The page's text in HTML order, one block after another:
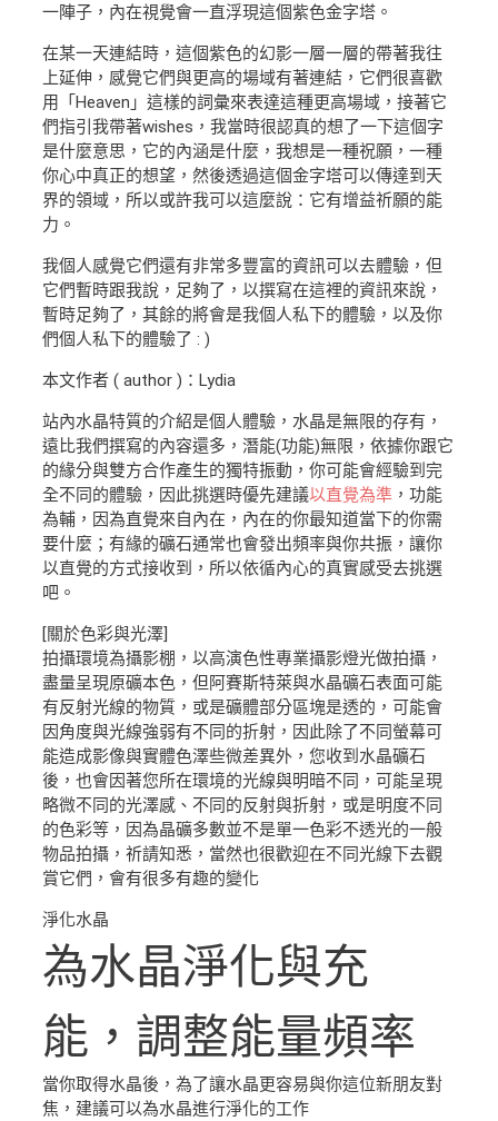
一陣子，內在視覺會一直浮現這個紫色金字塔。
在某一天連結時，這個紫色的幻影一層一層的帶著我往
上延伸，感覺它們與更高的場域有著連結，它們很喜歡
用「Heaven」這樣的詞彙來表達這種更高場域，接著它
們指引我帶著wishes，我當時很認真的想了一下這個字
是什麼意思，它的內涵是什麼，我想是一種祝願，一種
你心中真正的想望，然後透過這個金字塔可以傳達到天
界的領域，所以或許我可以這麼說：它有增益祈願的能
力。
我個人感覺它們還有非常多豐富的資訊可以去體驗，但
它們暫時跟我說，足夠了，以撰寫在這裡的資訊來說，
暫時足夠了，其餘的將會是我個人私下的體驗，以及你
們個人私下的體驗了 : )
本文作者 ( author )：Lydia
站內水晶特質的介紹是個人體驗，水晶是無限的存有，
遠比我們撰寫的內容還多，潛能(功能)無限，依據你跟它
的緣分與雙方合作產生的獨特振動，你可能會經驗到完
全不同的體驗，因此挑選時優先建議以直覺為準 ，功能
為輔，因為直覺來自內在，內在的你最知道當下的你需
要什麼；有緣的礦石通常也會發出頻率與你共振，讓你
以直覺的方式接收到，所以依循內心的真實感受去挑選
吧。
[關於色彩與光澤]
拍攝環境為攝影棚，以高演色性專業攝影燈光做拍攝，
盡量呈現原礦本色，但阿賽斯特萊與水晶礦石表面可能
有反射光線的物質，或是礦體部分區塊是透的，可能會
因角度與光線強弱有不同的折射，因此除了不同螢幕可
能造成影像與實體色澤些微差異外，您收到水晶礦石
後，也會因著您所在環境的光線與明暗不同，可能呈現
略微不同的光澤感、不同的反射與折射，或是明度不同
的色彩等，因為晶礦多數並不是單一色彩不透光的一般
物品拍攝，祈請知悉，當然也很歡迎在不同光線下去觀
賞它們，會有很多有趣的變化
淨化水晶
為水晶淨化與充
能，調整能量頻率
當你取得水晶後，為了讓水晶更容易與你這位新朋友對
焦，建議可以為水晶進行淨化的工作